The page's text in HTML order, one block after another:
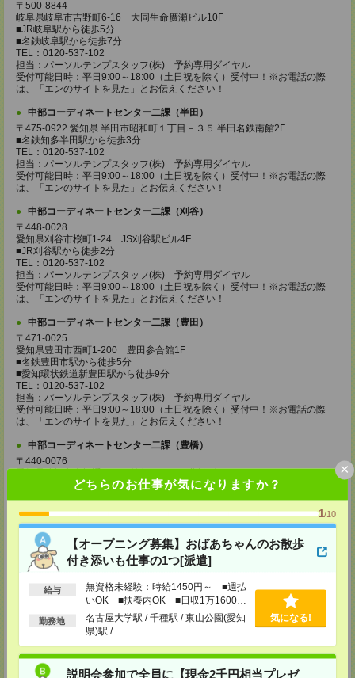
どちらのお仕事が気になりますか？
1/10
【オープニング募集】おばあちゃんのお散歩
付き添いも仕事の1つ[派遣]
給与
無資格未経験：時給1450円～ ■週払
いOK ■扶養内OK ■日収1万1600円
以上
勤務地
名古屋大学駅 / 千種駅 / 東山公園(愛知
県)駅 / …
気になる!
説明会参加で全員に【現金2千円相当プレゼ
×
〒500-8844
岐阜県岐阜市吉野町6-16 大同生命廣瀬ビル10F
■JR岐阜駅から徒歩5分
■名鉄岐阜駅から徒歩7分
TEL：0120-537-102
担当：パーソルテンプスタッフ(株) 予約専用ダイヤル
受付可能日時：平日9:00～18:00（土日祝を除く）受付中！※お電話の際
は、「エンのサイトを見た」とお伝えください！
中部コーディネートセンター二課（半田）
〒475-0922 愛知県 半田市昭和町１丁目－３５ 半田名鉄南館2F
■名鉄知多半田駅から徒歩3分
TEL：0120-537-102
担当：パーソルテンプスタッフ(株) 予約専用ダイヤル
受付可能日時：平日9:00～18:00（土日祝を除く）受付中！※お電話の際
は、「エンのサイトを見た」とお伝えください！
中部コーディネートセンター二課（刈谷）
〒448-0028
愛知県刈谷市桜町1-24 JS刈谷駅ビル4F
■JR刈谷駅から徒歩2分
TEL：0120-537-102
担当：パーソルテンプスタッフ(株) 予約専用ダイヤル
受付可能日時：平日9:00～18:00（土日祝を除く）受付中！※お電話の際
は、「エンのサイトを見た」とお伝えください！
中部コーディネートセンター二課（豊田）
〒471-0025
愛知県豊田市西町1-200 豊田参合館1F
■名鉄豊田市駅から徒歩5分
■愛知環状鉄道新豊田駅から徒歩9分
TEL：0120-537-102
担当：パーソルテンプスタッフ(株) 予約専用ダイヤル
受付可能日時：平日9:00～18:00（土日祝を除く）受付中！※お電話の際
は、「エンのサイトを見た」とお伝えください！
中部コーディネートセンター二課（豊橋）
〒440-0076
■JR豊橋駅から徒歩3分
担当：パーソルテンプスタッフ(株) 予約専用ダイヤル
受付可能日時：平日9:00～18:00（土日祝を除く）受付中！※お電話の際
は、「エンのサイトを見た」とお伝えください！
中部コーディネートセンター二課（岡崎）
〒444-0043 愛知県 岡崎市唐沢町11-5 第一生命・三井住友海上岡崎ビル
■名鉄東岡崎駅から徒歩3分
TEL：0120-537-102
担当：パーソルテンプスタッフ(株) 予約専用ダイヤル
受付可能日時：平日9:00～18:00（土日祝を除く）受付中！※お電話の際
は、「エンのサイトを見た」とお伝えください！
静岡コーディネートセンター（浜松）